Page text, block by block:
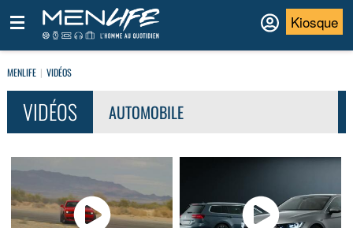
Kiosque
MENLIFE VIDÉOS
VIDÉOS AUTOMOBILE